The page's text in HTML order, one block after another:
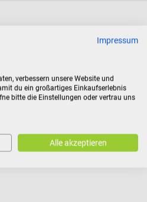
Impressum
verbessern unsere Website und
du ein großartiges Einkaufserlebnis
bitte die Einstellungen oder vertrau uns
Alle akzeptieren